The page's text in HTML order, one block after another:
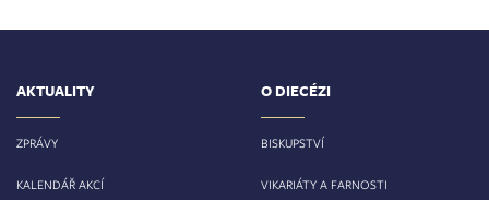
AKTUALITY
ZPRÁVY
KALENDÁŘ AKCÍ
O DIECÉZI
BISKUPSTVÍ
VIKARIÁTY A FARNOSTI